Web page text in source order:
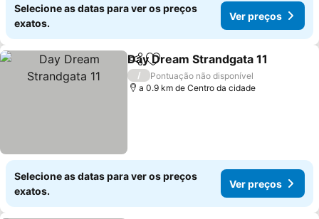
Selecione as datas para ver os preços
exatos.
Ver preços
PartilharAdicionar aos favoritos
Day Dream Strandgata 11
/
Pontuação não disponível
a 0.9 km de Centro da cidade
Selecione as datas para ver os preços
exatos.
Ver preços